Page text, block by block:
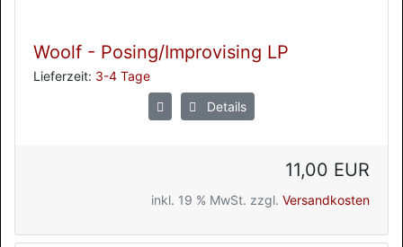
Woolf - Posing/Improvising LP
Lieferzeit: 3-4 Tage
Details
11,00 EUR
inkl. 19 % MwSt. zzgl. Versandkosten